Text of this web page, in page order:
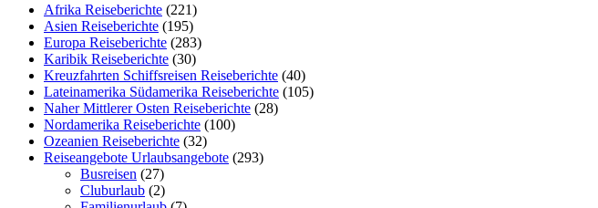
Afrika Reiseberichte (221)
Asien Reiseberichte (195)
Europa Reiseberichte (283)
Karibik Reiseberichte (30)
Kreuzfahrten Schiffsreisen Reiseberichte (40)
Lateinamerika Südamerika Reiseberichte (105)
Naher Mittlerer Osten Reiseberichte (28)
Nordamerika Reiseberichte (100)
Ozeanien Reiseberichte (32)
Reiseangebote Urlaubsangebote (293)
Busreisen (27)
Cluburlaub (2)